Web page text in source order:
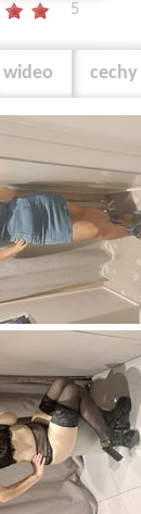
5
wideo